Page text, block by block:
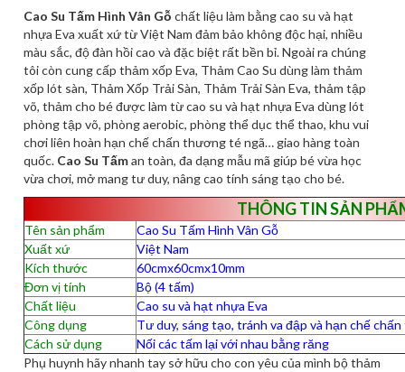
Cao Su Tấm Hình Vân Gỗ chất liệu làm bằng cao su và hạt
nhựa Eva xuất xứ từ Việt Nam đảm bảo không độc hại, nhiều
màu sắc, độ đàn hồi cao và đặc biệt rất bền bỉ. Ngoài ra chúng
tôi còn cung cấp thảm xốp Eva, Thảm Cao Su dùng làm thảm
xốp lót sàn, Thảm Xốp Trải Sàn, Thảm Trải Sàn Eva, thảm tập
võ, thảm cho bé được làm từ cao su và hạt nhựa Eva dùng lót
phòng tập võ, phòng aerobic, phòng thể dục thể thao, khu vui
chơi liên hoàn hạn chế chấn thương té ngã… giao hàng toàn
quốc. Cao Su Tấman toàn, đa dạng mẫu mã giúp bé vừa học
vừa chơi, mở mang tư duy, nâng cao tính sáng tạo cho bé.
THÔNG TIN SẢN
Tên sản phẩm
Cao Su Tấm Hình Vân Gỗ
Xuất xứ
Việt Nam
Kích thước
60cmx60cmx10mm
Đơn vị tính
Bộ (4 tấm)
Chất liệu
Cao su và hạt nhựa Eva
Công dụng
Tư duy, sáng tạo, tránh va đập và hạn chế
Cách sử dụng
Nối các tấm lại với nhau bằng răng
Phụ huynh hãy nhanh tay sở hữu cho con yêu của mình bộ thảm